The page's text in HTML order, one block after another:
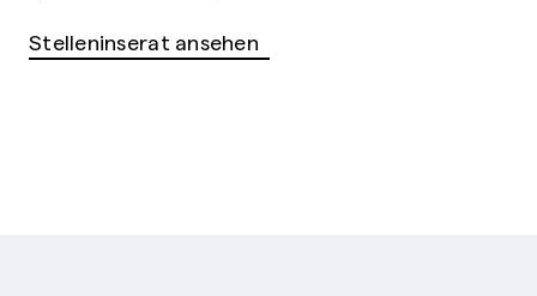
Stelleninserat ansehen